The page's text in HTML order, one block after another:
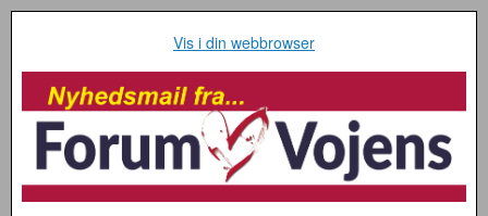
Vis i din webbrowser